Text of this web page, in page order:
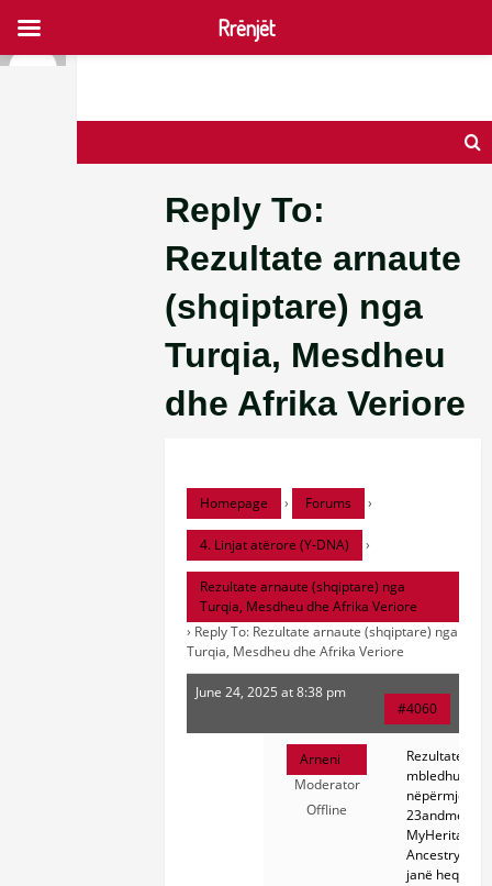
content
Reply To:
Rezultate arnaute
(shqiptare) nga
Turqia, Mesdheu
dhe Afrika Veriore
Homepage › Forums ›
4. Linjat atërore (Y-DNA) ›
Rezultate arnaute (shqiptare) nga
Turqia, Mesdheu dhe Afrika Veriore
› Reply To: Rezultate arnaute (shqiptare) nga
Turqia, Mesdheu dhe Afrika Veriore
June 24, 2025 at 8:38 pm
#4060
Arneni
Moderator
Offline
Rezultatet
mbledhur
nëpërmjet
23andme,
MyHeritage,
Ancestry etj.
janë hequr
Rrënjët